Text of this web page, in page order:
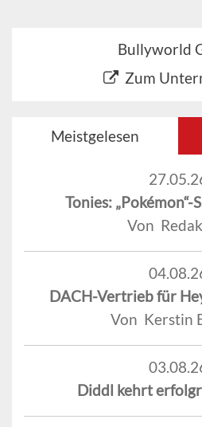
Bullyworld
Zum
Meistgelesen
Tonies:
Von
DACH-Vertrieb für
Von Kerstin
Diddl kehrt